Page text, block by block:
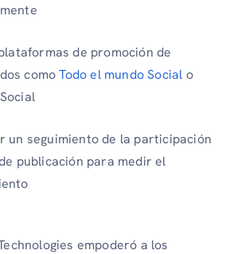
de promoción de
comoTodo el mundo Social o
un seguimiento de la participación
publicación para medir el
empoderó a los